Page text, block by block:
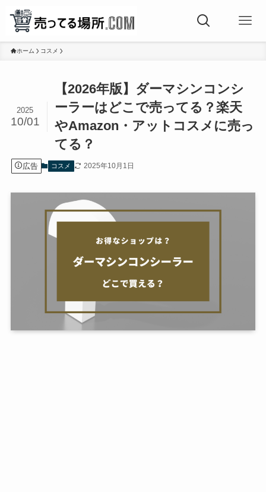
ホーム コスメ
【2026年版】ダーマシンコンシ
ーラーはどこで売ってる？楽天
やAmazon・アットコスメに売っ
てる？
2025
10/01
広告 コスメ 2025年10月1日